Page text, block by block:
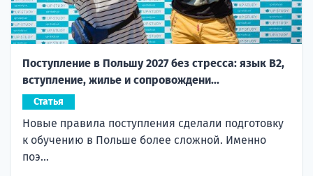
Поступление в Польшу 2027 без стресса: язык B2,
вступление, жилье и сопровождени...
Статья
Новые правила поступления сделали подготовку
к обучению в Польше более сложной. Именно
поэ...